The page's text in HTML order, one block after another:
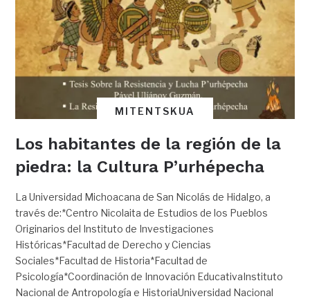
MITENTSKUA
Los habitantes de la región de la
piedra: la Cultura P’urhépecha
La Universidad Michoacana de San Nicolás de Hidalgo, a
través de:*Centro Nicolaita de Estudios de los Pueblos
Originarios del Instituto de Investigaciones
Históricas*Facultad de Derecho y Ciencias
Sociales*Facultad de Historia*Facultad de
Psicología*Coordinación de Innovación EducativaInstituto
Nacional de Antropología e HistoriaUniversidad Nacional